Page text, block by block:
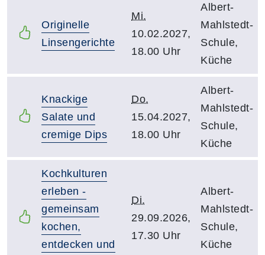
Originelle
Linsengerichte
Mi.
10.02.2027,
18.00 Uhr
Albert-
Mahlstedt-
Schule,
Küche
Knackige
Salate und
cremige Dips
Do.
15.04.2027,
18.00 Uhr
Albert-
Mahlstedt-
Schule,
Küche
Kochkulturen
erleben -
gemeinsam
kochen,
entdecken und
Di.
29.09.2026,
17.30 Uhr
Albert-
Mahlstedt-
Schule,
Küche